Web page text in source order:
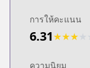
การให้คะแนน
6.31★★★
ความนิยม